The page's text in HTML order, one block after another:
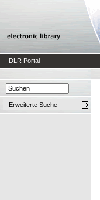
DLR Portal
Erweiterte Suche